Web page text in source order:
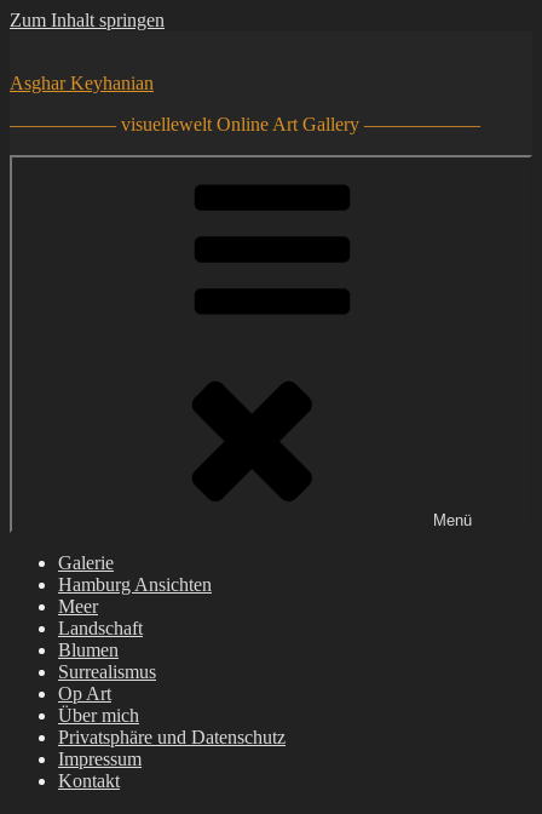
Zum Inhalt springen
Asghar Keyhanian
—————– visuellewelt Online Art Gallery ——————
Menü
Galerie
Hamburg Ansichten
Meer
Landschaft
Blumen
Surrealismus
Op Art
Über mich
Privatsphäre und Datenschutz
Impressum
Kontakt